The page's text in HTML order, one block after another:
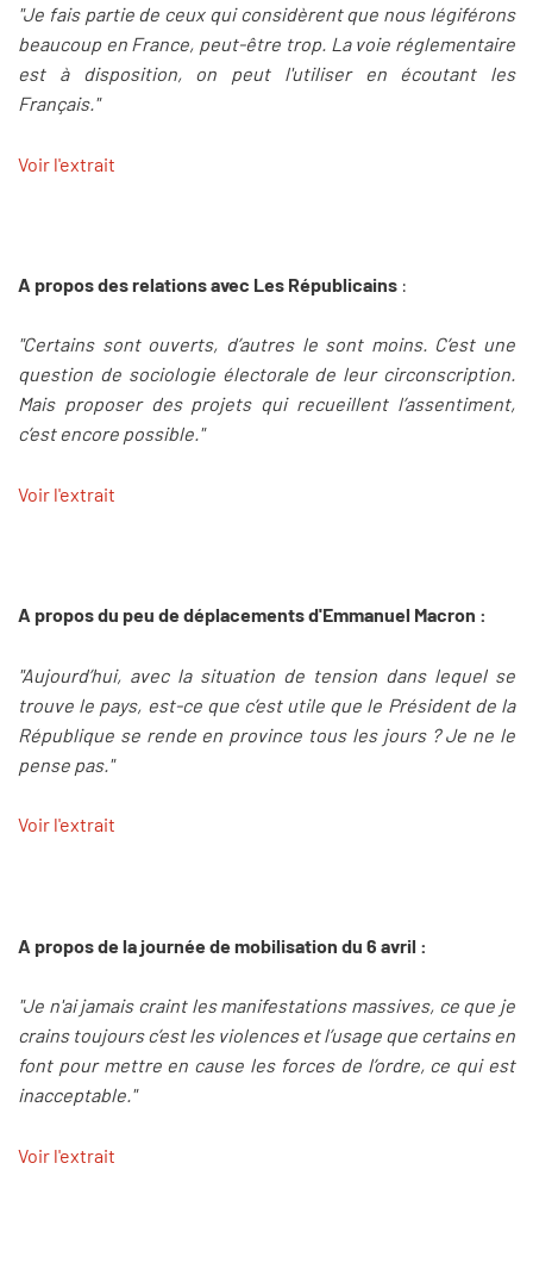
"Je fais partie de ceux qui considèrent que nous légiférons
beaucoup en France, peut-être trop. La voie réglementaire
est à disposition, on peut l'utiliser en écoutant les
Français."
Voir l'extrait
A propos des relations avec Les Républicains :
"Certains sont ouverts, d’autres le sont moins. C’est une
question de sociologie électorale de leur circonscription.
Mais proposer des projets qui recueillent l’assentiment,
c’est encore possible."
Voir l'extrait
A propos du peu de déplacements d'Emmanuel Macron :
"Aujourd’hui, avec la situation de tension dans lequel se
trouve le pays, est-ce que c’est utile que le Président de la
République se rende en province tous les jours ? Je ne le
pense pas."
Voir l'extrait
A propos de la journée de mobilisation du 6 avril :
"Je n'ai jamais craint les manifestations massives, ce que je
crains toujours c’est les violences et l’usage que certains en
font pour mettre en cause les forces de l’ordre, ce qui est
inacceptable."
Voir l'extrait